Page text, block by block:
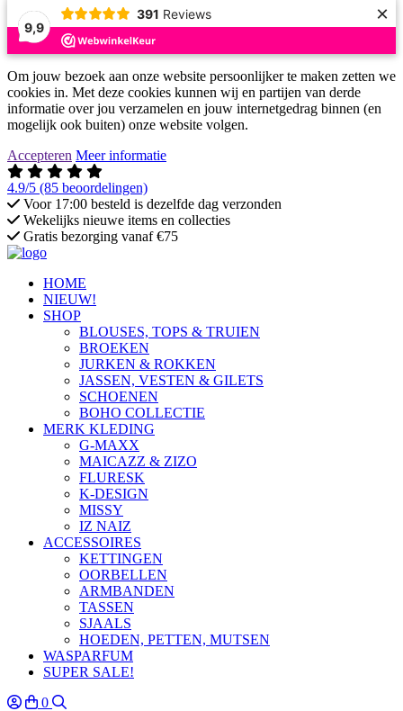
9,9
391 Reviews ×
Om jouw bezoek aan onze website persoonlijker te maken zetten we
cookies in. Met deze cookies kunnen wij en partijen van derde
informatie over jou verzamelen en jouw internetgedrag binnen (en
mogelijk ook buiten) onze website volgen.
Accepteren Meer informatie
4.9/5 (85 beoordelingen)
Voor 17:00 besteld is dezelfde dag verzonden
Wekelijks nieuwe items en collecties
Gratis bezorging vanaf €75
HOME
NIEUW!
SHOP
BLOUSES, TOPS & TRUIEN
BROEKEN
JURKEN & ROKKEN
JASSEN, VESTEN & GILETS
SCHOENEN
BOHO COLLECTIE
MERK KLEDING
G-MAXX
MAICAZZ & ZIZO
FLURESK
K-DESIGN
MISSY
IZ NAIZ
ACCESSOIRES
KETTINGEN
OORBELLEN
ARMBANDEN
TASSEN
SJAALS
HOEDEN, PETTEN, MUTSEN
WASPARFUM
SUPER SALE!
0